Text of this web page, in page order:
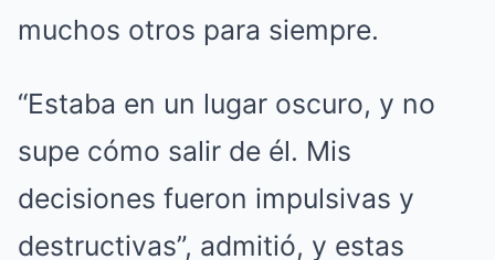
muchos otros para siempre.
“Estaba en un lugar oscuro, y no
supe cómo salir de él. Mis
decisiones fueron impulsivas y
destructivas”, admitió, y estas